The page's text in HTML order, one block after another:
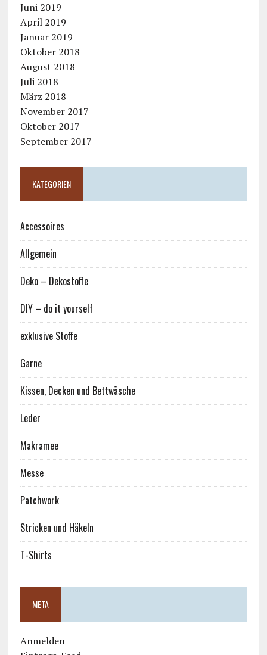
Juni 2019
April 2019
Januar 2019
Oktober 2018
August 2018
Juli 2018
März 2018
November 2017
Oktober 2017
September 2017
KATEGORIEN
Accessoires
Allgemein
Deko – Dekostoffe
DIY – do it yourself
exklusive Stoffe
Garne
Kissen, Decken und Bettwäsche
Leder
Makramee
Messe
Patchwork
Stricken und Häkeln
T-Shirts
META
Anmelden